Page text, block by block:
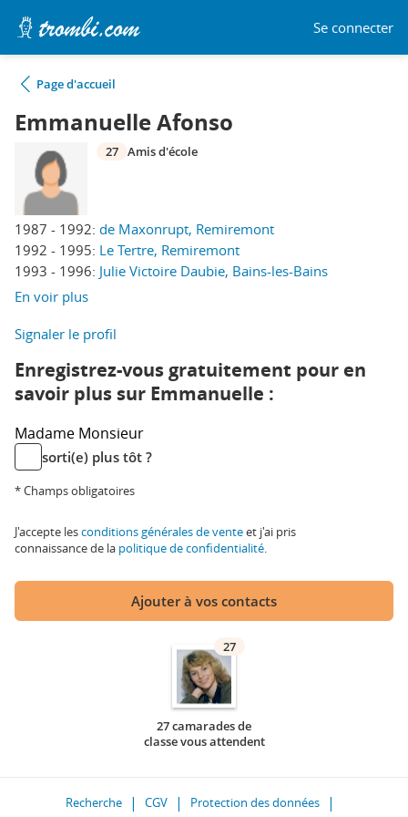
Se connecter
Page d'accueil
Emmanuelle Afonso
1987 - 1992: de Maxonrupt, Remiremont
1992 - 1995: Le Tertre, Remiremont
1993 - 1996: Julie Victoire Daubie, Bains-les-Bains
En voir plus
27 Amis d'école
Signaler le profil
Enregistrez-vous gratuitement pour en
savoir plus sur Emmanuelle :
Madame Monsieur
sorti(e) plus tôt ?
* Champs obligatoires
J'accepte lesconditions générales de venteet j'ai pris
connaissance de la politique de confidentialité.
Ajouter à vos contacts
27
27 camarades de
classe vous attendent
Recherche CGV
Protection des données